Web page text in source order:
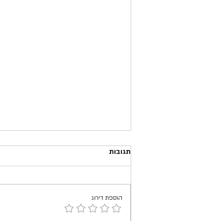
יחסי ציבור בזמן קורונה
תגובות
הוספת דירוג